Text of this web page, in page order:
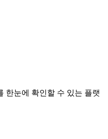
한눈에 확인할 수 있는 플랫